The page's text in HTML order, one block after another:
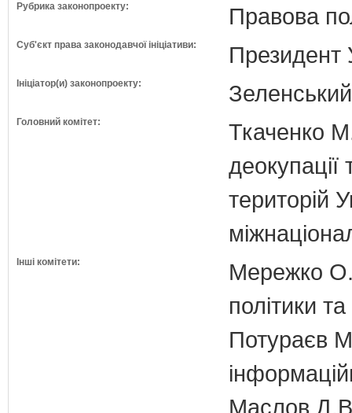
Рубрика законопроекту: Правова
Суб'єкт права законодавчої ініціативи: Президент
Ініціатор(и) законопроекту:
Головний комітет:
Ткаченко
деокупації
територій
Інші комітети:
Мережко
політики
Потураєв
Маслов Д.В.